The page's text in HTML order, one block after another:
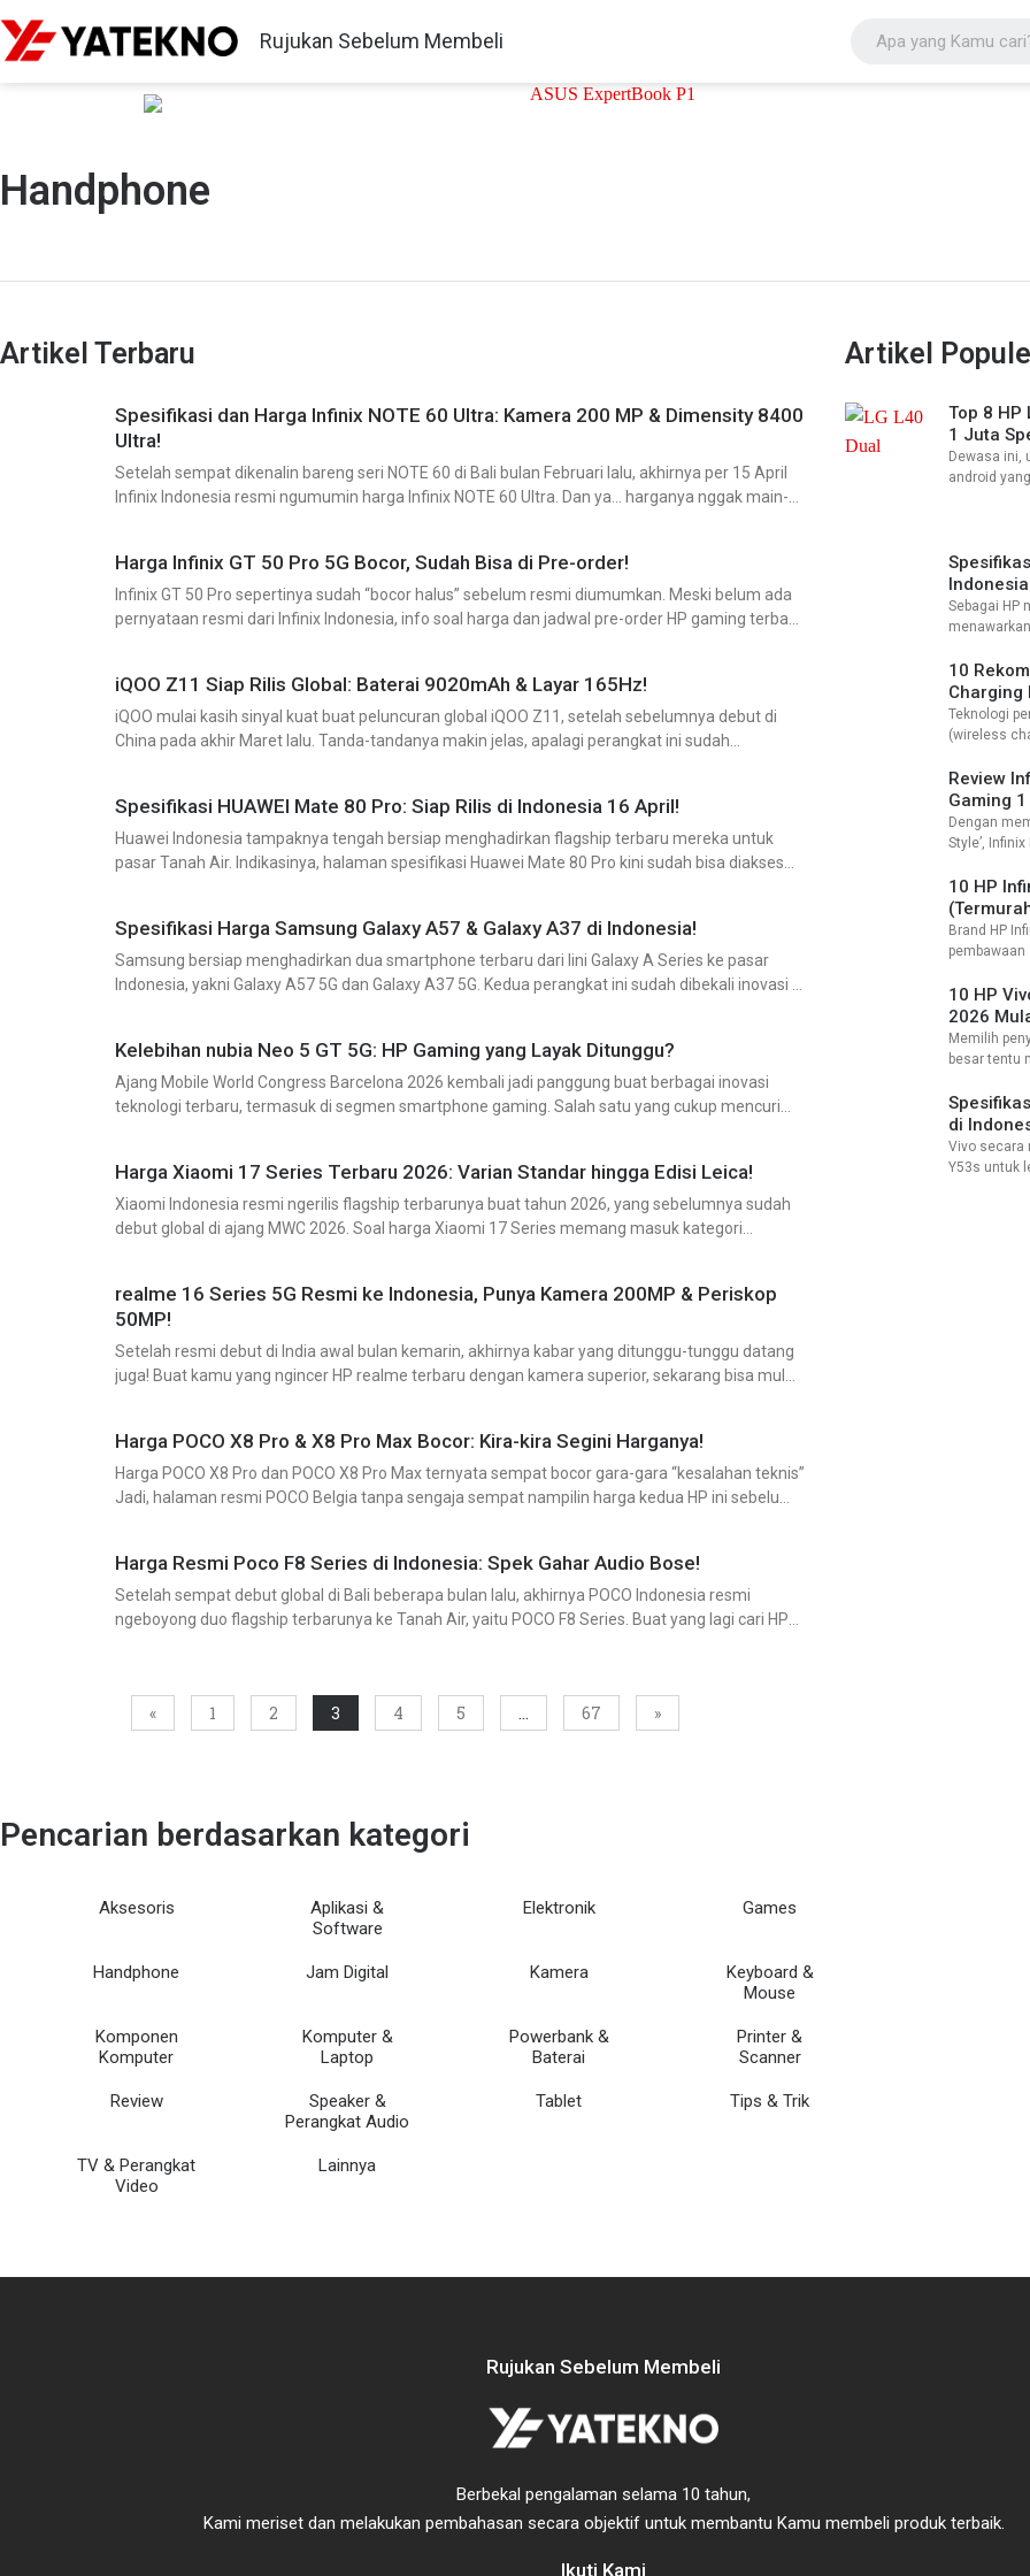
Rujukan Sebelum Membeli
Handphone
Artikel Terbaru
Spesifikasi dan Harga Infinix NOTE 60 Ultra: Kamera 200 MP & Dimensity 8400
Ultra!
Setelah sempat dikenalin bareng seri NOTE 60 di Bali bulan Februari lalu, akhirnya per 15 April
Infinix Indonesia resmi ngumumin harga Infinix NOTE 60 Ultra. Dan ya… harganya nggak main-
Harga Infinix GT 50 Pro 5G Bocor, Sudah Bisa di Pre-order!
Infinix GT 50 Pro sepertinya sudah “bocor halus” sebelum resmi diumumkan. Meski belum ada
pernyataan resmi dari Infinix Indonesia, info soal harga dan jadwal pre-order HP gaming terbaru
iQOO Z11 Siap Rilis Global: Baterai 9020mAh & Layar 165Hz!
iQOO mulai kasih sinyal kuat buat peluncuran global iQOO Z11, setelah sebelumnya debut di
China pada akhir Maret lalu. Tanda-tandanya makin jelas, apalagi perangkat ini sudah
Spesifikasi HUAWEI Mate 80 Pro: Siap Rilis di Indonesia 16 April!
Huawei Indonesia tampaknya tengah bersiap menghadirkan flagship terbaru mereka untuk
pasar Tanah Air. Indikasinya, halaman spesifikasi Huawei Mate 80 Pro kini sudah bisa diakses
Spesifikasi Harga Samsung Galaxy A57 & Galaxy A37 di Indonesia!
Samsung bersiap menghadirkan dua smartphone terbaru dari lini Galaxy A Series ke pasar
Indonesia, yakni Galaxy A57 5G dan Galaxy A37 5G. Kedua perangkat ini sudah dibekali inovasi AI
Kelebihan nubia Neo 5 GT 5G: HP Gaming yang Layak Ditunggu?
Ajang Mobile World Congress Barcelona 2026 kembali jadi panggung buat berbagai inovasi
teknologi terbaru, termasuk di segmen smartphone gaming. Salah satu yang cukup mencuri
Harga Xiaomi 17 Series Terbaru 2026: Varian Standar hingga Edisi Leica!
Xiaomi Indonesia resmi ngerilis flagship terbarunya buat tahun 2026, yang sebelumnya sudah
debut global di ajang MWC 2026. Soal harga Xiaomi 17 Series memang masuk kategori
realme 16 Series 5G Resmi ke Indonesia, Punya Kamera 200MP & Periskop
50MP!
Setelah resmi debut di India awal bulan kemarin, akhirnya kabar yang ditunggu-tunggu datang
juga! Buat kamu yang ngincer HP realme terbaru dengan kamera superior, sekarang bisa mulai
Harga POCO X8 Pro & X8 Pro Max Bocor: Kira-kira Segini Harganya!
Harga POCO X8 Pro dan POCO X8 Pro Max ternyata sempat bocor gara-gara “kesalahan teknis”
Jadi, halaman resmi POCO Belgia tanpa sengaja sempat nampilin harga kedua HP ini sebelum
Harga Resmi Poco F8 Series di Indonesia: Spek Gahar Audio Bose!
Setelah sempat debut global di Bali beberapa bulan lalu, akhirnya POCO Indonesia resmi
ngeboyong duo flagship terbarunya ke Tanah Air, yaitu POCO F8 Series. Buat yang lagi cari HP
« 1 2 3 4 5 … 67 »
Artikel
Top 8 HP
1 Juta
Dewasa ini,
android
di kantong.
Sebagai HP
terbilang
sebagai
tampil lebih
10
Charging
2026)
Teknologi
(wireless
daya yang
kamu bisa
charging
terjangkau
Review
Gaming
Dengan
Style’,
mabar
desainnya
10 HP
Brand HP
HP entry-
dengan
pasaran.
10 HP
2026
Memilih
besar tentu
data-data
tanpa
Vivo ROM
di
Vivo secara
Y53s untuk
Pencarian berdasarkan kategori
Aksesoris
Aplikasi &
Software
Elektronik Games
Handphone Jam Digital Kamera
Keyboard &
Mouse
Komponen
Komputer
Komputer &
Laptop
Powerbank &
Baterai
Printer &
Scanner
Review
Speaker &
Perangkat Audio
Tablet Tips & Trik
TV & Perangkat
Video
Lainnya
Rujukan Sebelum Membeli
Berbekal pengalaman selama 10 tahun,
Kami meriset dan melakukan pembahasan secara objektif untuk membantu Kamu membeli produk terbaik.
Ikuti Kami